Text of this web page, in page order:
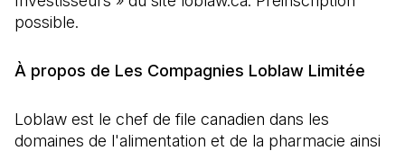
possible.
À propos de Les Compagnies Loblaw Limitée
Loblaw est le chef de file canadien dans les
domaines de l'alimentation et de la pharmacie ainsi